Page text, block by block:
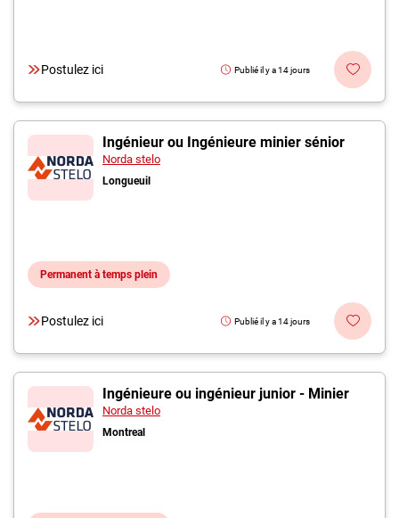
Postulez ici Publié il y a 14 jours
Ingénieur ou Ingénieure minier sénior
Norda stelo
Longueuil
Permanent à temps plein
Postulez ici Publié il y a 14 jours
Ingénieure ou ingénieur junior - Minier
Norda stelo
Montreal